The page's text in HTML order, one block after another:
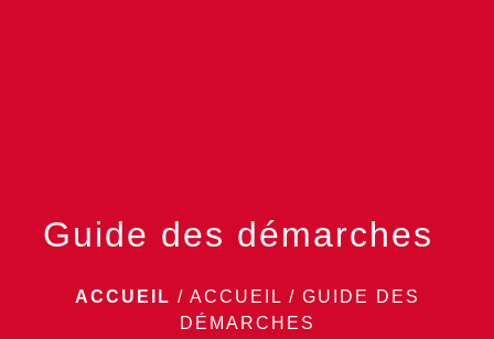
Guide des démarches
ACCUEIL / ACCUEIL / GUIDE DES
DÉMARCHES